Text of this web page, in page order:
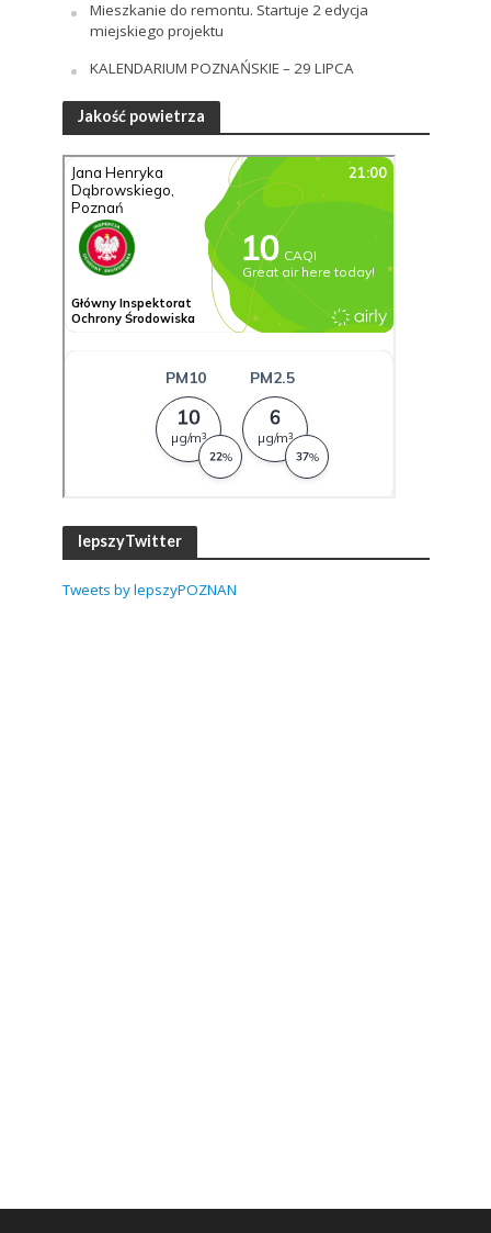
Mieszkanie do remontu. Startuje 2 edycja
miejskiego projektu
KALENDARIUM POZNAŃSKIE – 29 LIPCA
Jakość powietrza
lepszyTwitter
Tweets by lepszyPOZNAN